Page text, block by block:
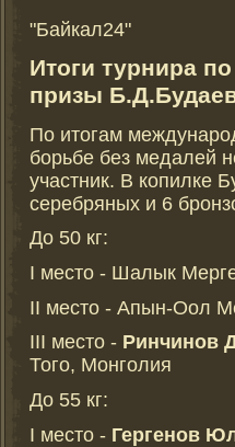
"Байкал24"
Итоги турнира
призы
По итогам
борьбе без медалей
участник. В копилке
серебряных и 6
До 50 кг:
I место - Шалык
II место - Апын-Оол
III место - Ринчинов
Того, Монголия
До 55 кг:
I место - Гергенов